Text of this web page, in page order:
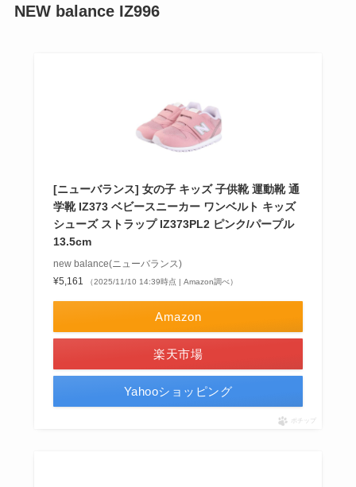
NEW balance IZ996
[ニューバランス] 女の子 キッズ 子供靴 運動靴 通
学靴 IZ373 ベビースニーカー ワンベルト キッズ
シューズ ストラップ IZ373PL2 ピンク/パープル
13.5cm
new balance(ニューバランス)
¥5,161
（2025/11/10 14:39時点 | Amazon調べ）
Amazon
楽天市場
Yahooショッピング
ポチップ